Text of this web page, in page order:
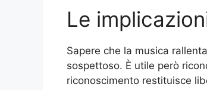
Le
Sapere che la musica
sospettoso. È utile però
riconoscimento restituisce